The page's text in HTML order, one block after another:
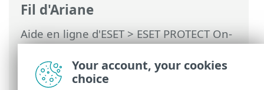
Fil d'Ariane
Aide en ligne d'ESET>ESET PROTECT On-
Prem>Installer> Scénario d'installation
hors connexion pour ESET PROTECT On-
Prem
Your account, your cookies
choice